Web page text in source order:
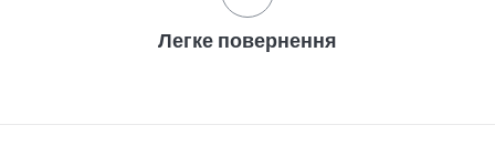
Легке повернення